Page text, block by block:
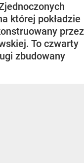
której pokładzie
przez
To czwarty
zbudowany